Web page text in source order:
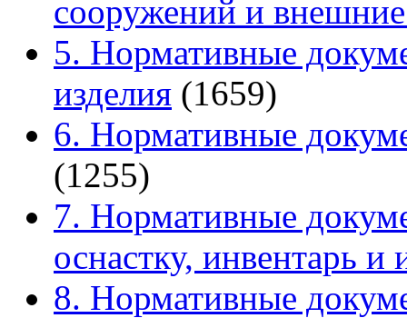
сооружений и
5. Нормативные
изделия (1659)
6. Нормативные
(1255)
7. Нормативные
оснастку, инвентарь и
8. Нормативные